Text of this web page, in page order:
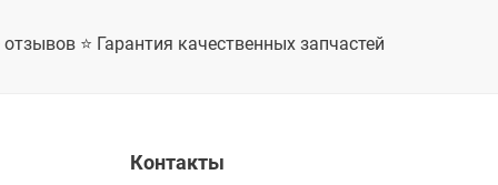
⭐ Гарантия качественных запчастей
Контакты